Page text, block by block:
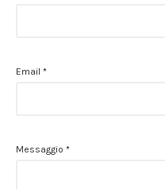
Email *
Messaggio *